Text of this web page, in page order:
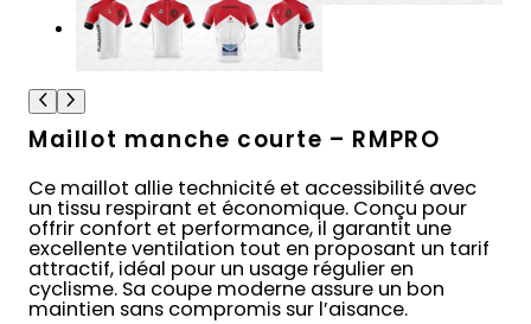
Maillot manche courte – RMPRO
Ce maillot allie technicité et accessibilité avec
un tissu respirant et économique. Conçu pour
offrir confort et performance, il garantit une
excellente ventilation tout en proposant un tarif
attractif, idéal pour un usage régulier en
cyclisme. Sa coupe moderne assure un bon
maintien sans compromis sur l’aisance.